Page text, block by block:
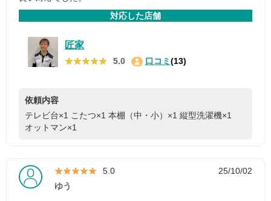
対応した店舗
匠家
★★★★★
★★★★★ 5.0 口コミ (13)
依頼内容
テレビ台×1 こたつ×1 本棚（中・小）×1 縦型洗濯機×1
オットマン×1
★★★★★
★★★★★ 5.0
25/10/02
ゆう